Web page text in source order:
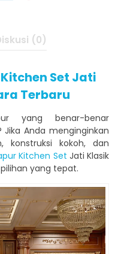
(0)
Set Jati
Terbaru
yang benar-benar
Anda menginginkan
konstruksi kokoh, dan
Kitchen Set Jati Klasik
yang tepat.